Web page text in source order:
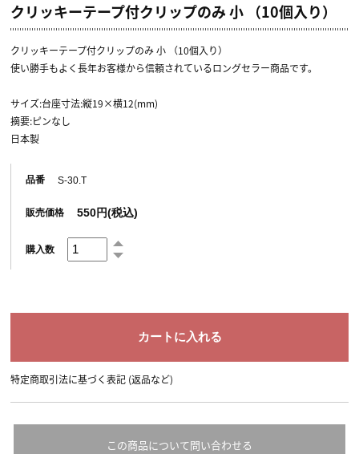
クリッキーテープ付クリップのみ 小 （10個入り）
クリッキーテープ付クリップのみ 小 （10個入り）
使い勝手もよく長年お客様から信頼されているロングセラー商品です。
サイズ:台座寸法:縦19×横12(mm)
摘要:ピンなし
日本製
品番 S-30.T
販売価格 550円(税込)
購入数
特定商取引法に基づく表記 (返品など)
この商品について問い合わせる